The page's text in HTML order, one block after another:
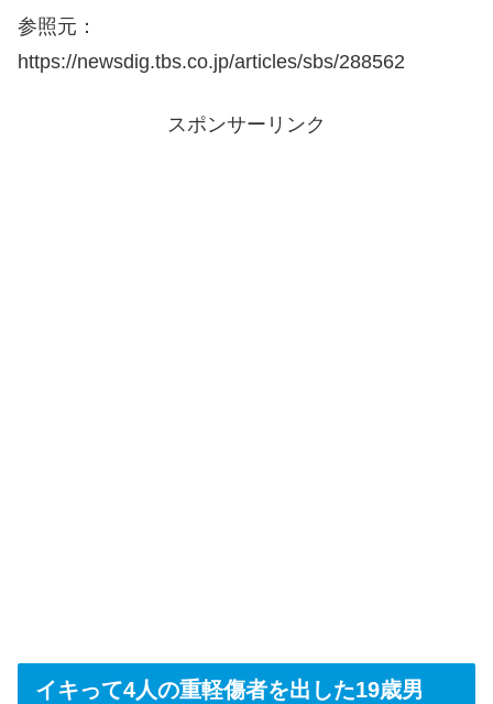
参照元：
https://newsdig.tbs.co.jp/articles/sbs/288562
スポンサーリンク
イキって4人の重軽傷者を出した19歳男